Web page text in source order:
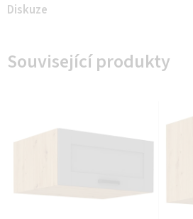
Diskuze
Související produkty